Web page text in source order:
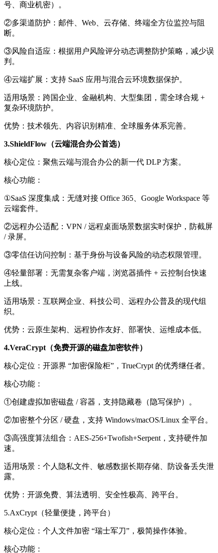
号、商业机密）。
②多渠道防护： 邮件、Web、云存储、终端全方位监控与阻
断。
③风险自适应： 根据用户风险评分动态调整防护策略，减少误
判。
④云端扩展： 支持 SaaS 应用与混合云环境数据保护。
适用场景： 跨国企业、金融机构、大型集团，需全球合规 +
复杂环境防护。
优势： 技术领先、内容识别精准、全球服务体系完善。
3.ShieldFlow（云端混合办公首选）
核心定位： 聚焦云端与混合办公的新一代 DLP 方案。
核心功能：
①SaaS 深度集成： 无缝对接 Office 365、Google Workspace 等
云端套件。
②远程办公适配： VPN / 远程桌面场景数据实时保护，防截屏
/ 录屏。
③零信任访问控制： 基于身份与设备风险的动态权限管理。
④轻量部署： 无需复杂客户端，浏览器插件 + 云控制台快速
上线。
适用场景： 互联网企业、科技公司、远程办公普及的现代组
织。
优势： 云原生架构、远程协作友好、部署快、运维成本低。
4.VeraCrypt（免费开源的磁盘加密软件）
核心定位： 开源界 “加密保险柜”，TrueCrypt 的优秀继任者。
核心功能：
①创建虚拟加密磁盘 / 容器，支持隐藏卷（隐写保护）。
②加密整个分区 / 硬盘，支持 Windows/macOS/Linux 全平台。
③高强度算法组合： AES-256+Twofish+Serpent，支持硬件加
速。
适用场景： 个人隐私文件、敏感数据长期存储、防设备丢失泄
露。
优势： 开源免费、算法透明、安全性极高、跨平台。
5.AxCrypt（轻量便捷，跨平台）
核心定位： 个人文件加密 “瑞士军刀”，极简操作体验。
核心功能：